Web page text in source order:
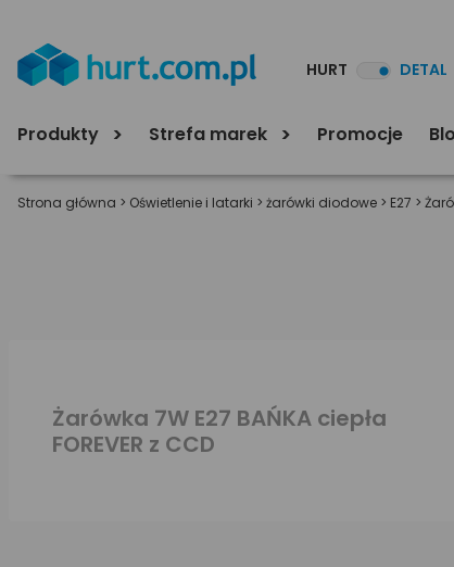
HURT DETAL
Produkty Strefa marek Promocje
Strona główna > Oświetlenie i latarki > żarówki diodowe > E27 >
Żarówka 7W E27 BAŃKA ciepła
FOREVER z CCD